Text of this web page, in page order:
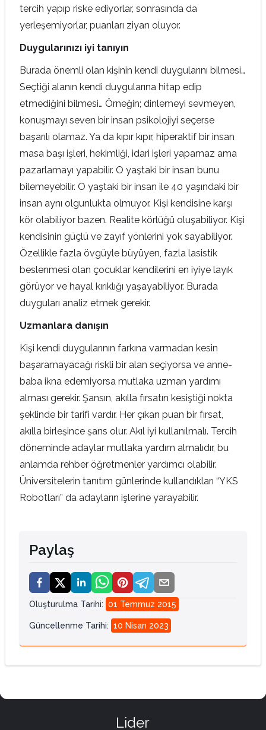
tercih yapıp riske ediyorlar, sonrasında da
yerleşemiyorlar, puanları ziyan oluyor.
Duygularınızı iyi tanıyın
Burada önemli olan kişinin kendi duygularını bilmesi…
Seçtiği alanın kendi duygularına hitap edip
etmediğini bilmesi… Örneğin; dinlemeyi sevmeyen,
konuşmayı seven bir insan psikolojiyi seçerse
başarılı olamaz. Ya da kıpır kıpır, hiperaktif bir insan
masa başı işleri, hekimliği, idari işleri yapamaz ama
pazarlamayı yapabilir. O yaştaki bir insan bunu
bilemeyebilir. O yaştaki bir insan ile 40 yaşındaki bir
insan aynı olgunlukta olmuyor. Kişi kendisine karşı
kör olabiliyor bazen. Realite körlüğü oluşabiliyor. Kişi
kendisinin güçlü ve zayıf yönlerini yok sayabiliyor.
Özellikle fazla övgüyle büyüyen, fazla lasistik
beslenmesi olan çocuklar kendilerini en iyiye layık
görüyor ve hayal kırıklığı yaşayabiliyor. Burada
duyguları analiz etmek gerekir.
Uzmanlara danışın
Kişi kendi duygularının farkına varmadan kesin
başaramayacağı riskli bir alan seçiyorsa ve anne-
baba ikna edemiyorsa mutlaka uzman yardımı
alması gerekir. Şansın, akılla fırsatın kesiştiği nokta
şeklinde bir tarifi vardır. Her çıkan puan bir fırsat,
akılla birleşince şans olur. Akıl iyi kullanılmalı. Tercih
döneminde adaylar mutlaka yardım almalıdır, bu
anlamda rehber öğretmenler yardımcı olabilir.
Üniversitelerin tanıtım günlerinde kullandıkları “YKS
Robotları” da adayların işlerine yarayabilir.
Paylaş
Oluşturulma Tarihi: 01 Temmuz 2015
Güncellenme Tarihi: 10 Nisan 2023
Lider